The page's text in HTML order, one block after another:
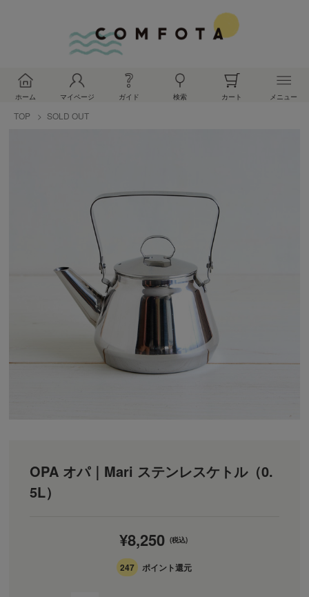
ホーム マイページ ガイド 検索 カート メニュー
TOP SOLD OUT
OPA オパ｜Mari ステンレスケトル（0.
5L）
¥8,250 (税込)
247 ポイント還元